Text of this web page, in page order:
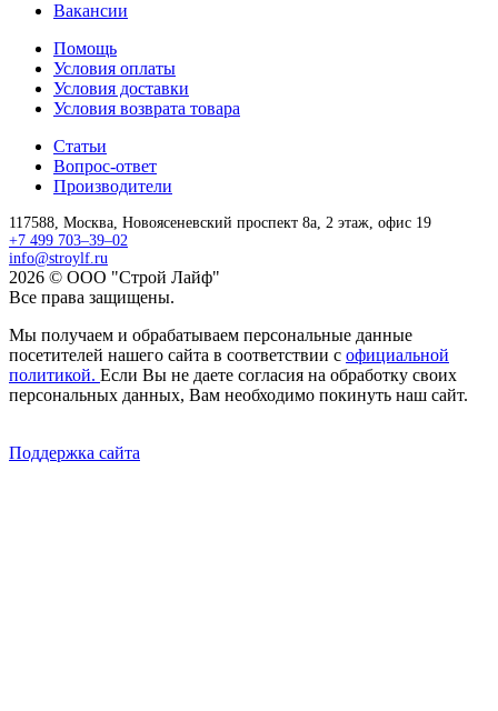
Вакансии
Помощь
Условия оплаты
Условия доставки
Условия возврата товара
Статьи
Вопрос-ответ
Производители
117588, Москва, Новоясеневский проспект 8а, 2 этаж, офис 19
+7 499 703–39–02
info@stroylf.ru
2026 © ООО "Строй Лайф"
Все права защищены.
Мы получаем и обрабатываем персональные данные
посетителей нашего сайта в соответствии с официальной
политикой. Если Вы не даете согласия на обработку своих
персональных данных, Вам необходимо покинуть наш сайт.
Поддержка сайта